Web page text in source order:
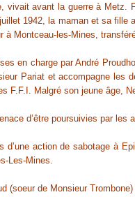
vivait avant la guerre à
1942, la maman et sa fille
Montceau-les-Mines,
en charge par André
Pariat et accompagne
F.F.I. Malgré son jeune âge,
d’être poursuivies par
d’une action de sabotage à
Les-Mines.
(soeur de Monsieur